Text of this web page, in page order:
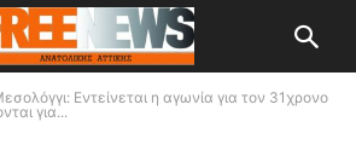
Εντείνεται η αγωνία για τον 31χρονο
για...